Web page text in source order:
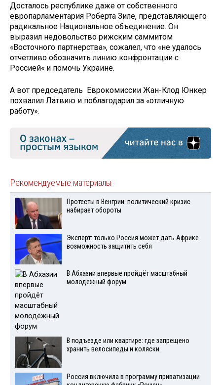
Досталось республике даже от собственного
европарламентария Роберта Зиле, представляющего
радикальное Национальное объединение. Он
выразил недовольство рижским саммитом
«Восточного партнерства», сожалел, что «не удалось
отчетливо обозначить линию конфронтации с
Россией« и помочь Украине.
А вот председатель Еврокомиссии Жан-Клод Юнкер
похвалил Латвию и поблагодарил за «отличную
работу».
Рекомендуемые материалы
Протесты в Венгрии: политический кризис
набирает обороты
Эксперт: только Россия может дать Африке
возможность защитить себя
В Абхазии впервые пройдёт масштабный
молодёжный форум
В подъезде или квартире: где запрещено
хранить велосипеды и коляски
Россия включила в программу приватизации